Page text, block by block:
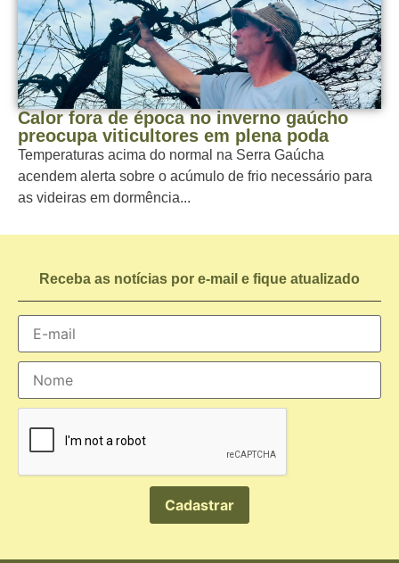
Calor fora de época no inverno gaúcho
preocupa viticultores em plena poda
Temperaturas acima do normal na Serra Gaúcha
acendem alerta sobre o acúmulo de frio necessário para
as videiras em dormência...
Receba as notícias por e-mail e fique atualizado